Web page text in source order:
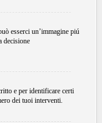
esserci un’immagine piú
decisione
e per identificare certi
dei tuoi interventi.